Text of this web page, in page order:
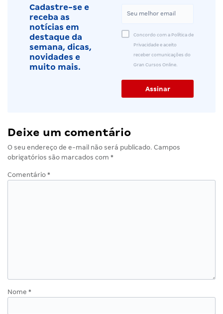
Cadastre-se e
receba as
notícias em
destaque da
semana, dicas,
novidades e
muito mais.
Concordo com a Política de
Privacidade e aceito
receber comunicações do
Gran Cursos Online.
Deixe um comentário
O seu endereço de e-mail não será publicado. Campos
obrigatórios são marcados com *
Comentário *
Nome *